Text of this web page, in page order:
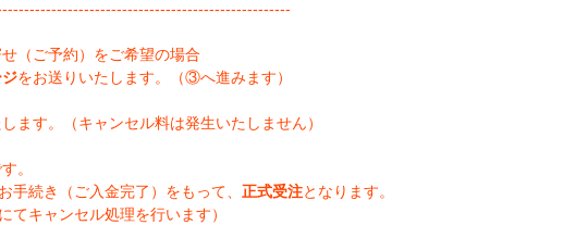
（ご予約）をご希望の場合
をお送りいたします。（③へ進みます）
す。（キャンセル料は発生いたしません）
。
続き（ご入金完了）をもって、 正式受注となります。
キャンセル処理を行います）